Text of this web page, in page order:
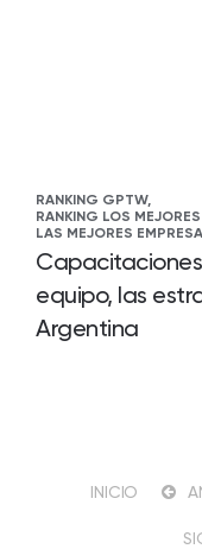
RANKING GPTW,
RANKING LOS
LAS MEJORES
equipo, las
Argentina
INICIO